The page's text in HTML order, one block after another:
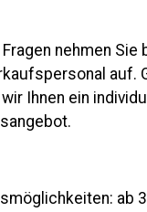
nehmen Sie
auf.
Ihnen ein
ab